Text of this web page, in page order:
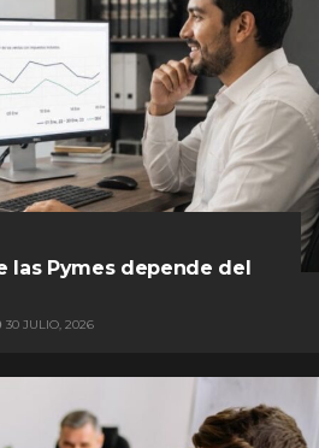
las Pymes depende del
30 JULIO, 2026